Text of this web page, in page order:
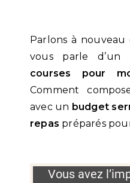
Parlons à nouveau
vous parle d’un
courses pour
Comment
avec un budget
repas préparés